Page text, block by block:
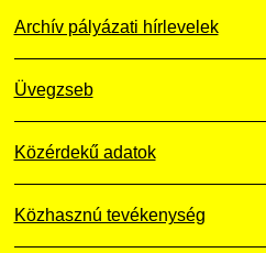
Archív pályázati hírlevelek
Üvegzseb
Közérdekű adatok
Közhasznú tevékenység